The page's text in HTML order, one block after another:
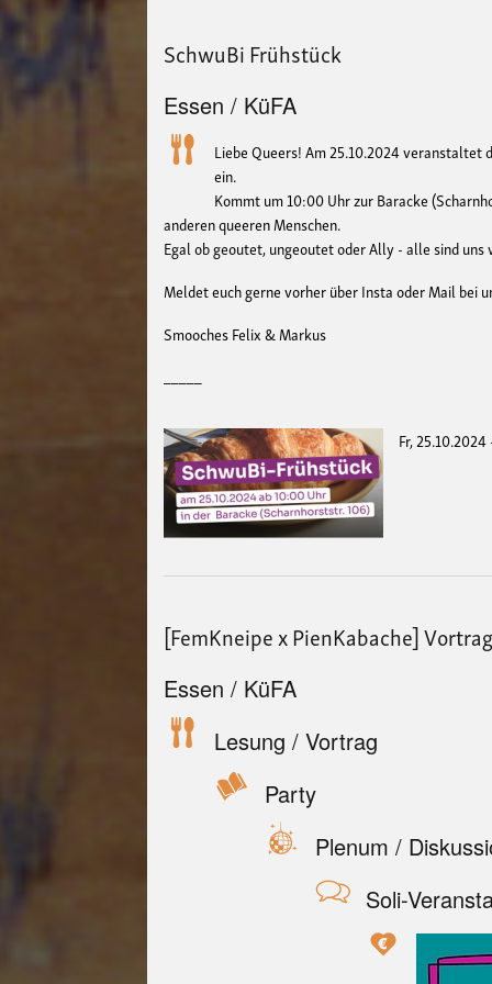
SchwuBi Frühstück
Essen / KüFA
Liebe Queers! Am 25.10.2024 veranstaltet
ein.
Kommt um 10:00 Uhr zur Baracke
anderen queeren Menschen.
Egal ob geoutet, ungeoutet oder Ally - alle sind
Meldet euch gerne vorher über Insta oder Mail bei
Smooches Felix & Markus
Fr,
[FemKneipe x PienKabache]
Essen / KüFA
Lesung / Vortrag
Party
Plenum /
Soli-